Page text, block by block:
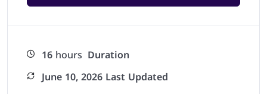
16hours Duration
June 10, 2026 Last Updated